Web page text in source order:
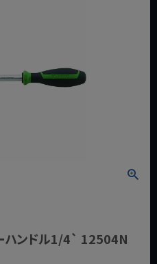
ハンドル1/4` 12504N